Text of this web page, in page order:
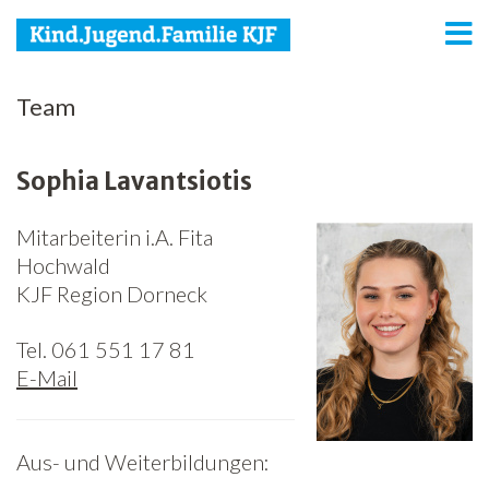
KJF
Jugend
Familie
Media
Agenda
Netzwerk
Team
Sophia Lavantsiotis
Mitarbeiterin i.A. Fita
Hochwald
KJF Region Dorneck
Tel. 061 551 17 81
E-Mail
Aus- und Weiterbildungen: